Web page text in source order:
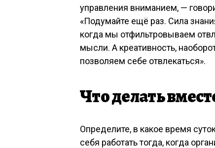
управления вниманием, —
«Подумайте ещё раз. Сила
когда мы отфильтровываем
мысли. А креативность,
позволяем себе отвлекаться».
Что делать
Определите, в какое время
себя работать тогда, когда